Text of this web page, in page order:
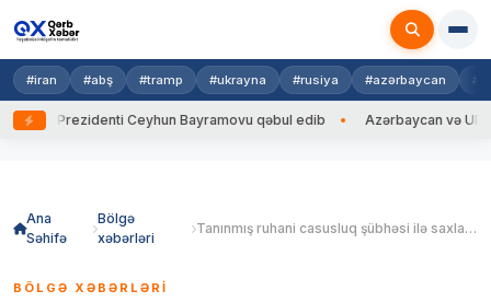
#iran #abş #tramp #ukrayna #rusiya #azərbaycan
Prezidenti Ceyhun Bayramovu qəbul edib Azərbaycan və
Ana
Səhifə
Bölgə
xəbərləri
Tanınmış ruhani casusluq şübhəsi ilə saxlanıldı
BÖLGƏ XƏBƏRLƏRI